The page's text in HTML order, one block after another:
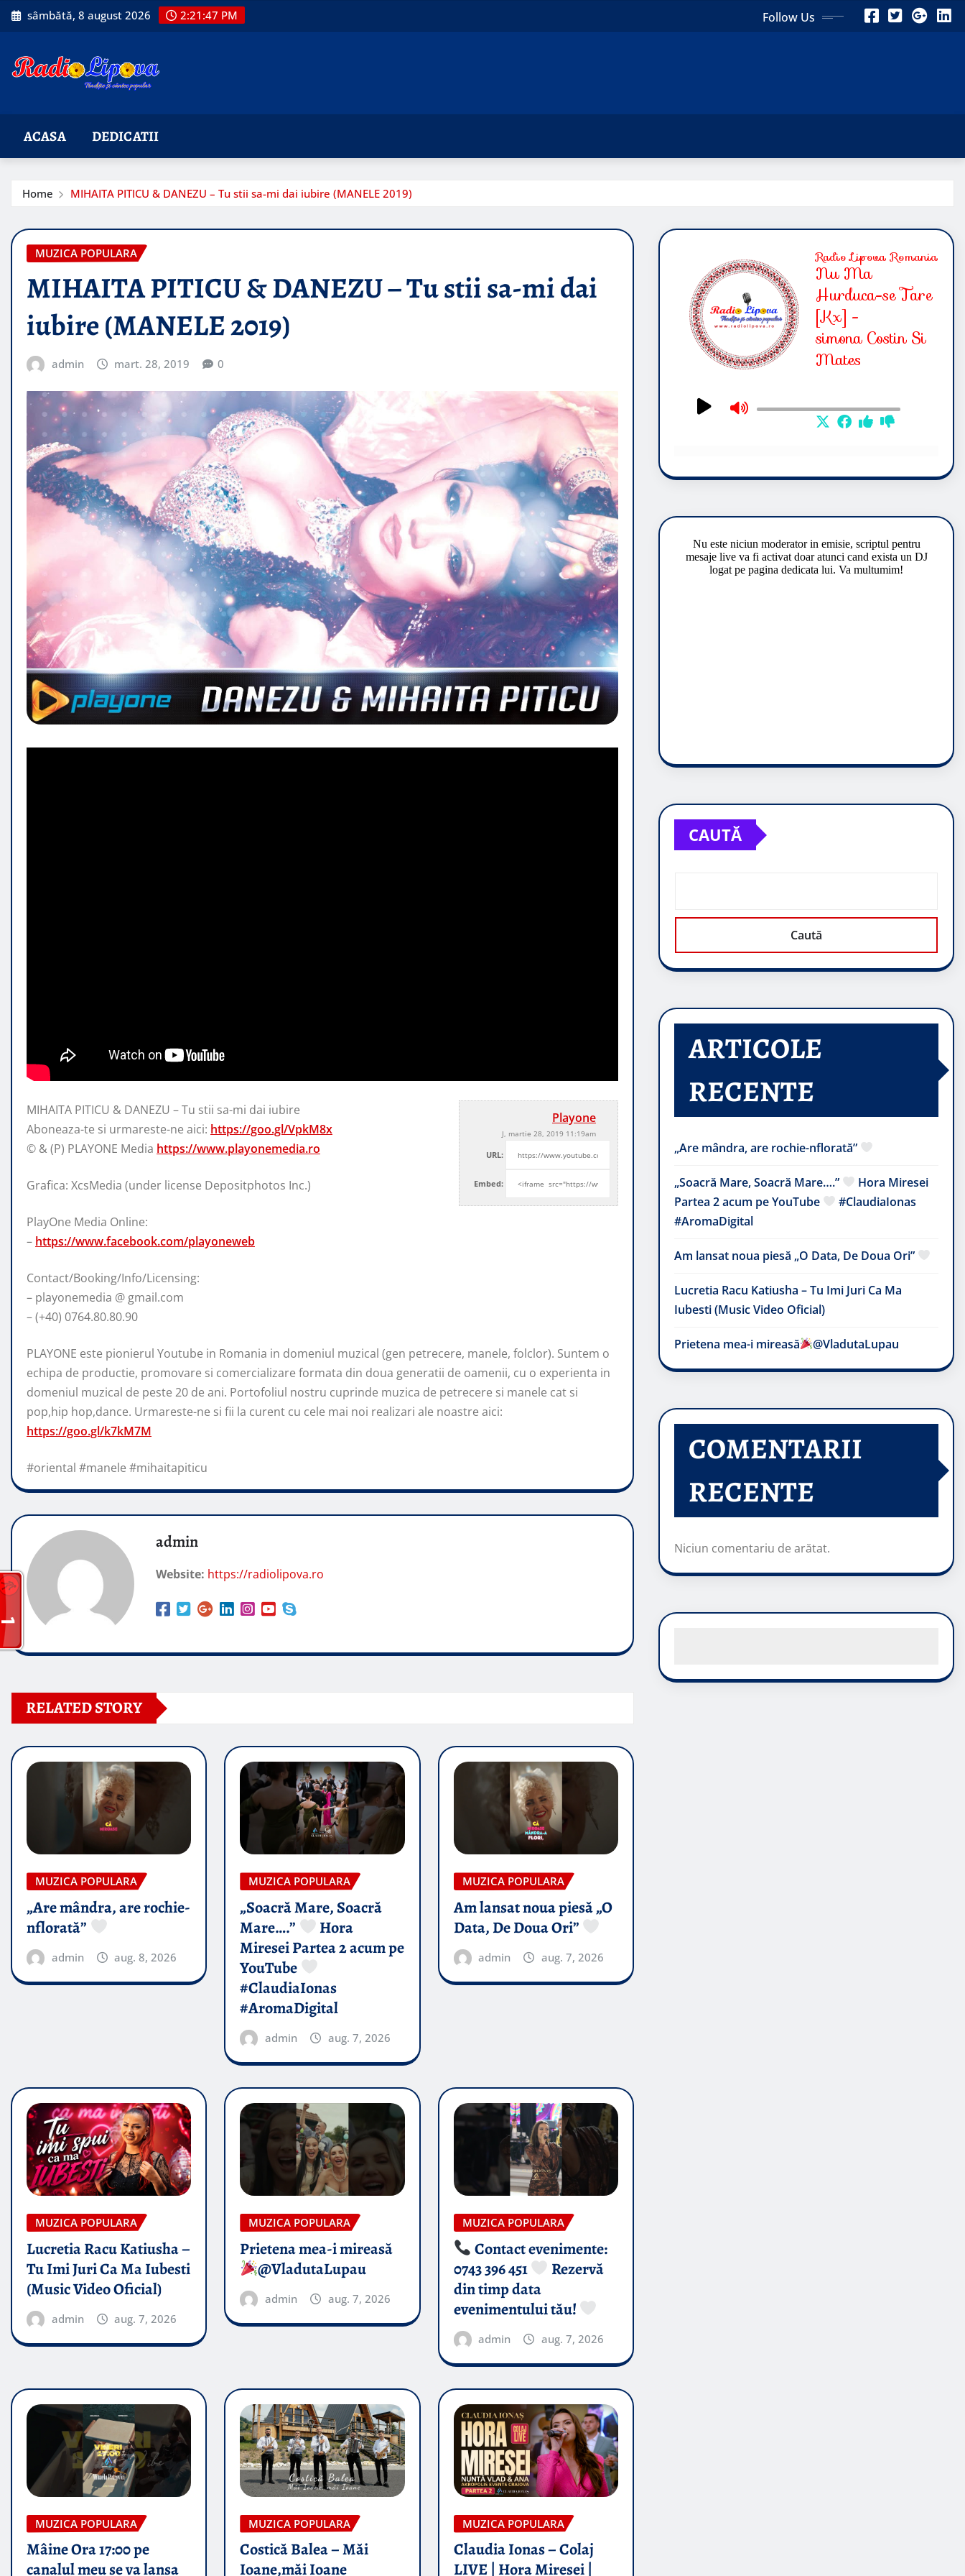
Skip
to
sâmbătă, 8 august 2026 2:21:49 PM Follow Us
ACASA DEDICATII
Home MIHAITA PITICU & DANEZU – Tu stii sa-mi dai iubire (MANELE 2019)
MUZICA POPULARA
MIHAITA PITICU & DANEZU – Tu stii sa-mi dai
iubire (MANELE 2019)
admin mart. 28, 2019 0
Playone
J, martie 28, 2019 11:19am
URL:
Embed:
MIHAITA PITICU & DANEZU – Tu stii sa-mi dai iubire
Aboneaza-te si urmareste-ne aici: https://goo.gl/VpkM8x
© & (P) PLAYONE Media https://www.playonemedia.ro
Grafica: XcsMedia (under license Depositphotos Inc.)
PlayOne Media Online:
– https://www.facebook.com/playoneweb
Contact/Booking/Info/Licensing:
– playonemedia @ gmail.com
– (+40) 0764.80.80.90
PLAYONE este pionierul Youtube in Romania in domeniul muzical (gen petrecere, manele, folclor). Suntem o
echipa de productie, promovare si comercializare formata din doua generatii de oamenii, cu o experienta in
domeniul muzical de peste 20 de ani. Portofoliul nostru cuprinde muzica de petrecere si manele cat si
pop,hip hop,dance. Urmareste-ne si fii la curent cu cele mai noi realizari ale noastre aici:
https://goo.gl/k7kM7M
#oriental #manele #mihaitapiticu
admin
Website: https://radiolipova.ro
RELATED STORY
MUZICA POPULARA
„Are mândra, are rochie-
nflorată”
admin aug. 8, 2026
MUZICA POPULARA
„Soacră Mare, Soacră
Mare….”
Hora
Miresei Partea 2 acum pe
YouTube
#ClaudiaIonas
#AromaDigital
admin aug. 7, 2026
MUZICA POPULARA
Am lansat noua piesă „O
Data, De Doua Ori”
admin aug. 7, 2026
MUZICA POPULARA
Lucretia Racu Katiusha –
Tu Imi Juri Ca Ma Iubesti
(Music Video Oficial)
admin aug. 7, 2026
MUZICA POPULARA
Prietena mea-i mireasă​
@VladutaLupau
admin aug. 7, 2026
MUZICA POPULARA
Contact evenimente:
0743 396 451
Rezervă
din timp data
evenimentului tău!
admin aug. 7, 2026
MUZICA POPULARA
Mâine Ora 17:00 pe
canalul meu se va lansa
MUZICA POPULARA
Costică Balea – Măi
Ioane,măi Ioane
MUZICA POPULARA
Claudia Ionas – Colaj
LIVE | Hora Miresei |
CAUTĂ
Caută
ARTICOLE
RECENTE
„Are mândra, are rochie-nflorată”
„Soacră Mare, Soacră Mare….”
Hora Miresei
Partea 2 acum pe YouTube
#ClaudiaIonas
#AromaDigital
Am lansat noua piesă „O Data, De Doua Ori”
Lucretia Racu Katiusha – Tu Imi Juri Ca Ma
Iubesti (Music Video Oficial)
Prietena mea-i mireasă​ @VladutaLupau
COMENTARII
RECENTE
Niciun comentariu de arătat.